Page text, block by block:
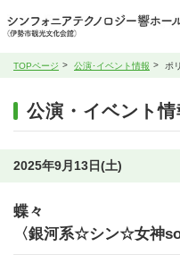
TOPページ 公演･イベント情報 ポ
公演・イベント情
2025年9月13日(土)
蝶々
〈銀河系☆シン☆女神